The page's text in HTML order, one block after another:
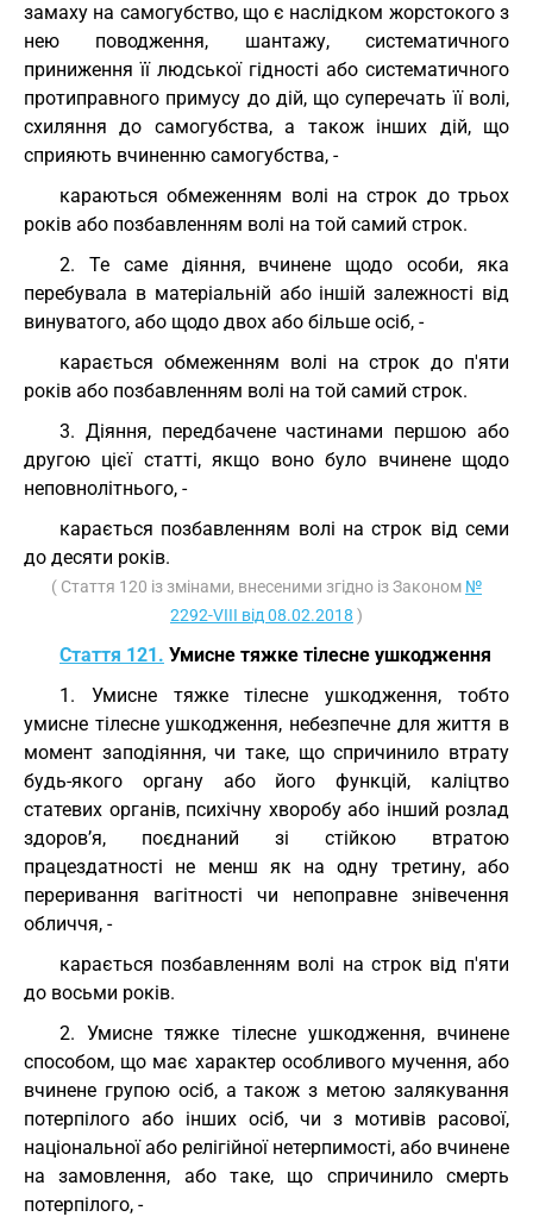
замаху на самогубство, що є наслідком жорстокого з
нею поводження, шантажу, систематичного
приниження її людської гідності або систематичного
протиправного примусу до дій, що суперечать її волі,
схиляння до самогубства, а також інших дій, що
сприяють вчиненню самогубства, -
караються обмеженням волі на строк до трьох
років або позбавленням волі на той самий строк.
2. Те саме діяння, вчинене щодо особи, яка
перебувала в матеріальній або іншій залежності від
винуватого, або щодо двох або більше осіб, -
карається обмеженням волі на строк до п'яти
років або позбавленням волі на той самий строк.
3. Діяння, передбачене частинами першою або
другою цієї статті, якщо воно було вчинене щодо
неповнолітнього, -
карається позбавленням волі на строк від семи
до десяти років.
( Стаття 120 із змінами, внесеними згідно із Законом №
2292-VIII від 08.02.2018 )
Стаття 121. Умисне тяжке тілесне ушкодження
1. Умисне тяжке тілесне ушкодження, тобто
умисне тілесне ушкодження, небезпечне для життя в
момент заподіяння, чи таке, що спричинило втрату
будь-якого органу або його функцій, каліцтво
статевих органів, психічну хворобу або інший розлад
здоров’я, поєднаний зі стійкою втратою
працездатності не менш як на одну третину, або
переривання вагітності чи непоправне знівечення
обличчя, -
карається позбавленням волі на строк від п'яти
до восьми років.
2. Умисне тяжке тілесне ушкодження, вчинене
способом, що має характер особливого мучення, або
вчинене групою осіб, а також з метою залякування
потерпілого або інших осіб, чи з мотивів расової,
національної або релігійної нетерпимості, або вчинене
на замовлення, або таке, що спричинило смерть
потерпілого, -